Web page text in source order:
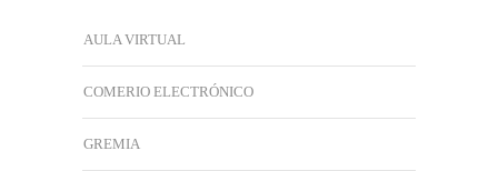
AULA VIRTUAL
COMERIO ELECTRÓNICO
GREMIA